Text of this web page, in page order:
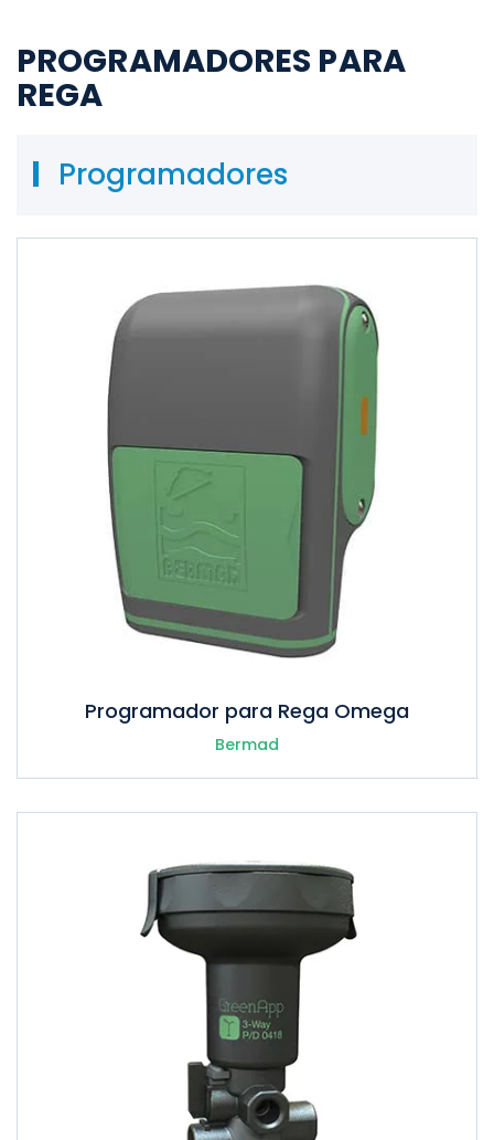
PROGRAMADORES PARA
REGA
Programadores
Programador para Rega Omega
Bermad